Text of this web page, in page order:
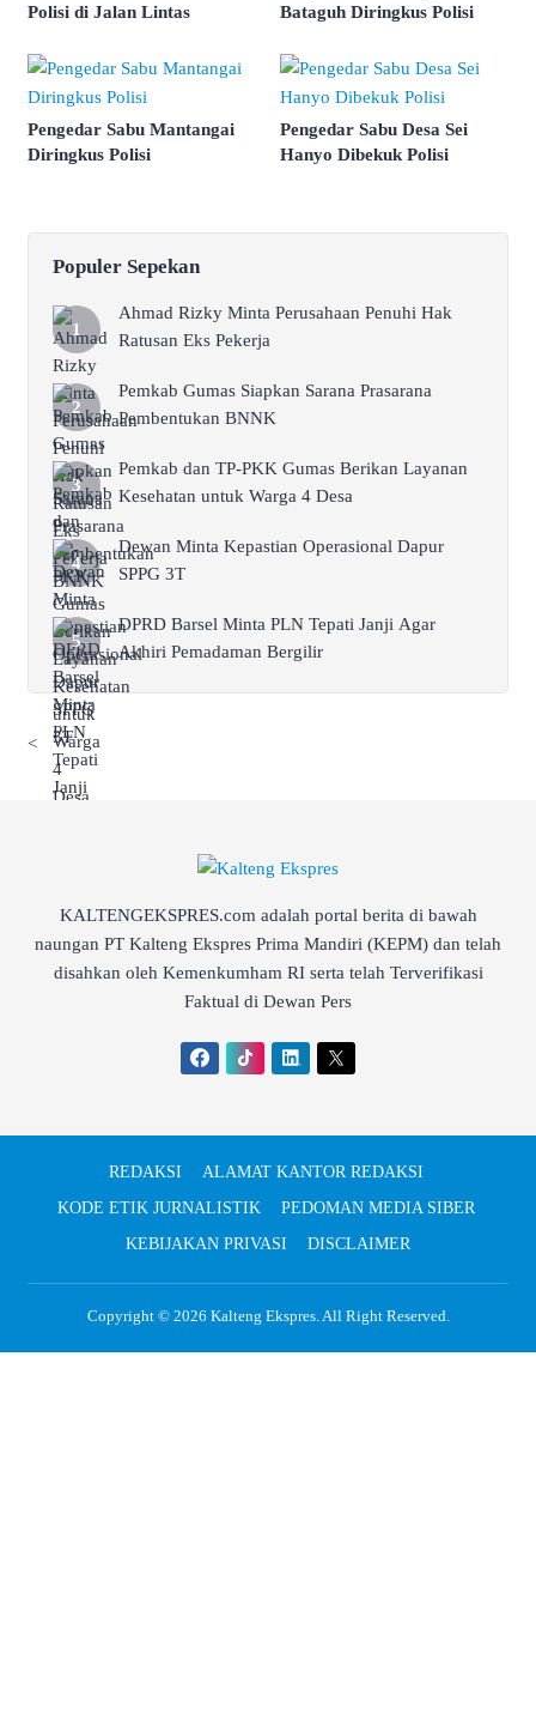
Polisi di Jalan Lintas
Bataguh Diringkus Polisi
Pengedar Sabu Mantangai
Diringkus Polisi
Pengedar Sabu Desa Sei
Hanyo Dibekuk Polisi
Populer Sepekan
Ahmad Rizky Minta Perusahaan Penuhi Hak
Ratusan Eks Pekerja
Pemkab Gumas Siapkan Sarana Prasarana
Pembentukan BNNK
Pemkab dan TP-PKK Gumas Berikan Layanan
Kesehatan untuk Warga 4 Desa
Dewan Minta Kepastian Operasional Dapur
SPPG 3T
DPRD Barsel Minta PLN Tepati Janji Agar
Akhiri Pemadaman Bergilir
<
KALTENGEKSPRES.com adalah portal berita di bawah
naungan PT Kalteng Ekspres Prima Mandiri (KEPM) dan telah
disahkan oleh Kemenkumham RI serta telah Terverifikasi
Faktual di Dewan Pers
REDAKSI
ALAMAT KANTOR REDAKSI
KODE ETIK JURNALISTIK
PEDOMAN MEDIA SIBER
KEBIJAKAN PRIVASI
DISCLAIMER
Copyright © 2026 Kalteng Ekspres. All Right Reserved.